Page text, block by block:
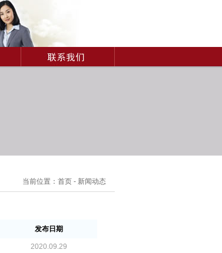
当前位置： 首页 - 新闻动态
发布日期
2020.09.29